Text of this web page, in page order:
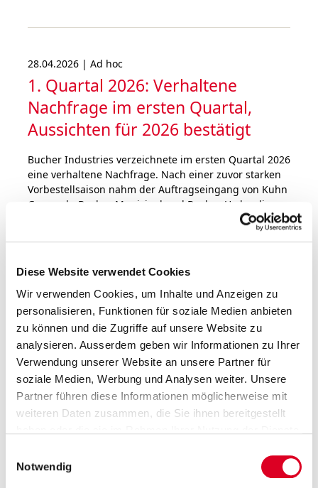
Diese Website verwendet Cookies
Wir verwenden Cookies, um Inhalte und Anzeigen zu
personalisieren, Funktionen für soziale Medien anbieten
zu können und die Zugriffe auf unsere Website zu
analysieren. Ausserdem geben wir Informationen zu Ihrer
Verwendung unserer Website an unsere Partner für
soziale Medien, Werbung und Analysen weiter. Unsere
Partner führen diese Informationen möglicherweise mit
weiteren Daten zusammen, die Sie ihnen bereitgestellt
Notwendig
28.04.2026 | Ad hoc
1. Quartal 2026: Verhaltene
Nachfrage im ersten Quartal,
Aussichten für 2026 bestätigt
Bucher Industries ver­zeich­ne­te im ersten Quartal 2026
eine ver­hal­tene Nach­fra­ge. Nach einer zuvor star­ken
Vorbestellsaison nahm der Auf­trags­ein­gang von Kuhn
Group ab. Bucher Municipal und Bucher Hydrau­lics
zernumsatz lag unter der Vor­jahr­es­peri­ode. Auf­grund
jedoch auf die zuneh­men­den politischen Unsi­cher­hei­
ten hin.
16.04.2026
General­versamm­lung 2026: alle
Anträ­ge des Ver­wal­tungs­rats
Ver­wal­tungs­rats­prä­si­den­ten